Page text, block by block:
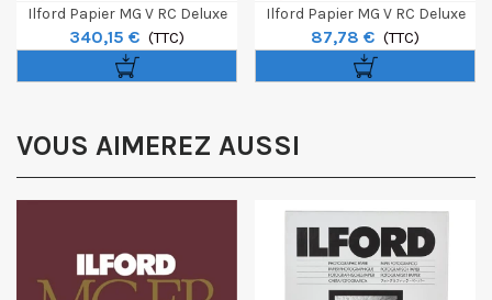
Ilford Papier MG V RC Deluxe
Perle 12,7 X 17,8 Cm 500
Feuilles
340,15 € (TTC)
Ilford Papier MG V RC Deluxe
Brillant 40,6 X 50,8 Cm 10
Feuilles
87,78 € (TTC)
VOUS AIMEREZ AUSSI